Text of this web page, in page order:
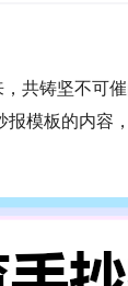
共铸坚不可
模板的内容